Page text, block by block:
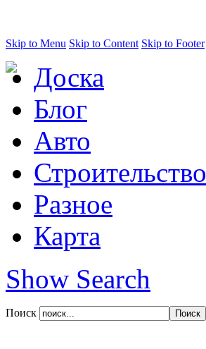
Skip to Menu Skip to Content Skip to Footer
Доска
Блог
Авто
Строительство
Разное
Карта
Show Search
Поиск